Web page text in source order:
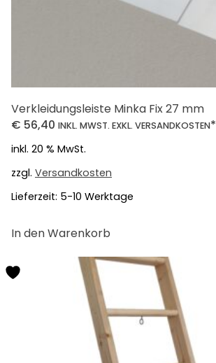
Verkleidungsleiste Minka Fix 27 mm
€ 56,40 INKL. MWST. EXKL. VERSANDKOSTEN*
inkl. 20 % MwSt.
zzgl. Versandkosten
Lieferzeit: 5-10 Werktage
In den Warenkorb